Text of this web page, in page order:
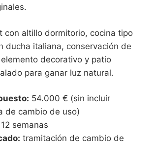
con altillo dormitorio, cocina tipo
ducha italiana, conservación de
decorativo y patio
para ganar luz natural.
54.000 € (sin incluir
de cambio de uso)
12 semanas
tramitación de cambio de